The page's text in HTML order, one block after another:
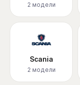
2 модели
Scania
2 модели